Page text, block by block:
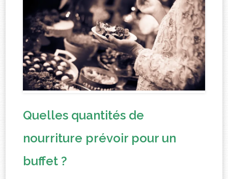
Quelles quantités de
nourriture prévoir pour un
buffet ?